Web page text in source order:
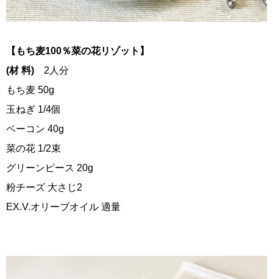
【もち麦100％菜の花リゾット】
(材 料) 2人分
もち麦 50g
玉ねぎ 1/4個
ベーコン 40g
菜の花 1/2束
グリーンピース 20g
粉チーズ 大さじ2
EX.V.オリーブオイル 適量